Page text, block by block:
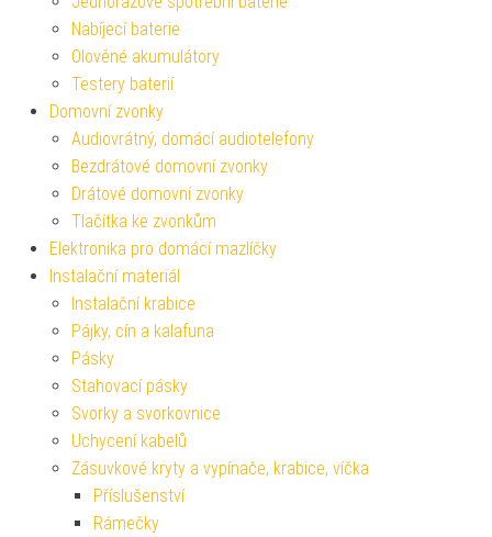
Nabíjecí baterie
Olověné akumulátory
Testery baterií
Domovní zvonky
Audiovrátný, domácí audiotelefony
Bezdrátové domovní zvonky
Drátové domovní zvonky
Tlačítka ke zvonkům
Elektronika pro domácí mazlíčky
Instalační materiál
Instalační krabice
Pájky, cín a kalafuna
Pásky
Stahovací pásky
Svorky a svorkovnice
Uchycení kabelů
Zásuvkové kryty a vypínače, krabice, víčka
Příslušenství
Rámečky